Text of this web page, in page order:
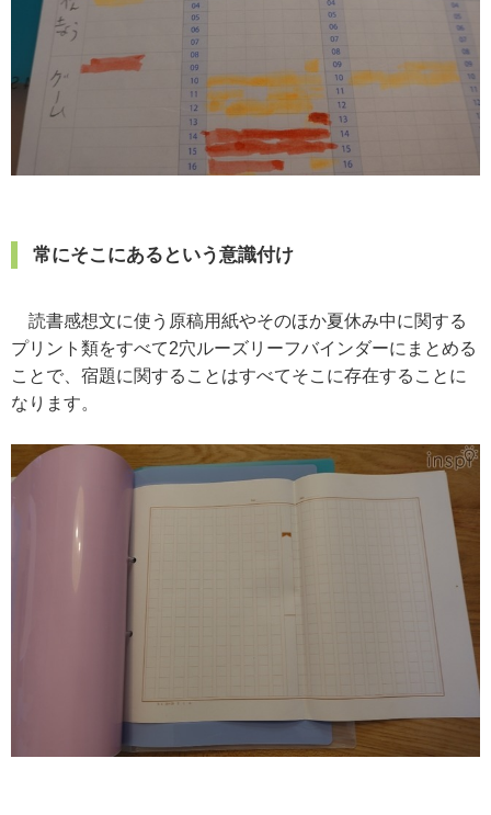
常にそこにあるという意識付け
読書感想文に使う原稿用紙やそのほか夏休み中に関する
プリント類をすべて2穴ルーズリーフバインダーにまとめる
ことで、宿題に関することはすべてそこに存在することに
なります。